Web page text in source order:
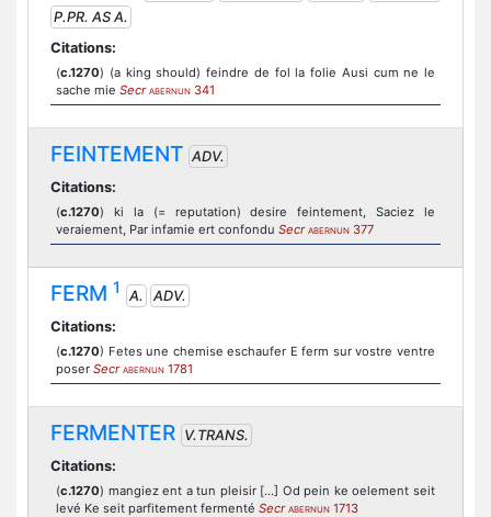
P.PR. AS A.
Citations:
(c.1270) (a king should) feindre de fol la folie Ausi cum ne le
sache mie Secr ABERNUN 341
FEINTEMENT ADV.
Citations:
(c.1270) ki la (= reputation) desire feintement, Saciez le
veraiement, Par infamie ert confondu Secr ABERNUN 377
FERM 1 A.
ADV.
Citations:
(c.1270) Fetes une chemise eschaufer E ferm sur vostre ventre
poser Secr ABERNUN 1781
FERMENTER V.TRANS.
Citations:
(c.1270) mangiez ent a tun pleisir [...] Od pein ke oelement seit
levé Ke seit parfitement fermenté Secr ABERNUN 1713